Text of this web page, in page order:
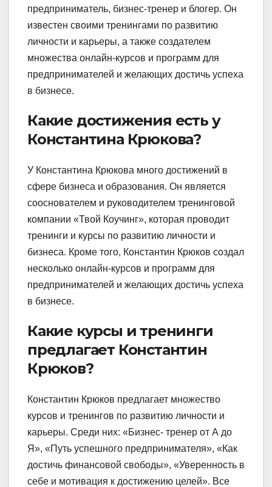
предприниматель, бизнес-тренер и блогер. Он
известен своими тренингами по развитию
личности и карьеры, а также создателем
множества онлайн-курсов и программ для
предпринимателей и желающих достичь успеха
в бизнесе.
Какие достижения есть у
Константина Крюкова?
У Константина Крюкова много достижений в
сфере бизнеса и образования. Он является
сооснователем и руководителем тренинговой
компании «Твой Коучинг», которая проводит
тренинги и курсы по развитию личности и
бизнеса. Кроме того, Константин Крюков создал
несколько онлайн-курсов и программ для
предпринимателей и желающих достичь успеха
в бизнесе.
Какие курсы и тренинги
предлагает Константин
Крюков?
Константин Крюков предлагает множество
курсов и тренингов по развитию личности и
карьеры. Среди них: «Бизнес- тренер от А до
Я», «Путь успешного предпринимателя», «Как
достичь финансовой свободы», «Уверенность в
себе и мотивация к достижению целей». Все